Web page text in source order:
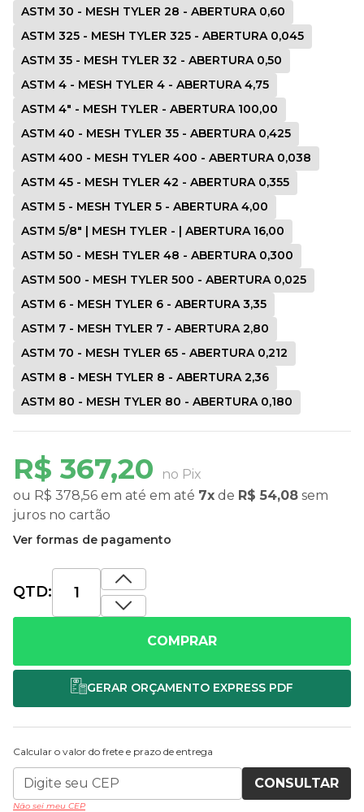
R$ 367,20
no Pix
ou R$ 378,56 em até em até 7x de R$ 54,08 sem
juros no cartão
Ver formas de pagamento
ASTM 30 - MESH TYLER 28 - ABERTURA 0,60
ASTM 325 - MESH TYLER 325 - ABERTURA 0,045
ASTM 35 - MESH TYLER 32 - ABERTURA 0,50
ASTM 4 - MESH TYLER 4 - ABERTURA 4,75
ASTM 4" - MESH TYLER - ABERTURA 100,00
ASTM 40 - MESH TYLER 35 - ABERTURA 0,425
ASTM 400 - MESH TYLER 400 - ABERTURA 0,038
ASTM 45 - MESH TYLER 42 - ABERTURA 0,355
ASTM 5 - MESH TYLER 5 - ABERTURA 4,00
ASTM 5/8" | MESH TYLER - | ABERTURA 16,00
ASTM 50 - MESH TYLER 48 - ABERTURA 0,300
ASTM 500 - MESH TYLER 500 - ABERTURA 0,025
ASTM 6 - MESH TYLER 6 - ABERTURA 3,35
ASTM 7 - MESH TYLER 7 - ABERTURA 2,80
ASTM 70 - MESH TYLER 65 - ABERTURA 0,212
ASTM 8 - MESH TYLER 8 - ABERTURA 2,36
ASTM 80 - MESH TYLER 80 - ABERTURA 0,180
QTD:
COMPRAR
Calcular o valor do frete e prazo de entrega
CONSULTAR
Não sei meu CEP